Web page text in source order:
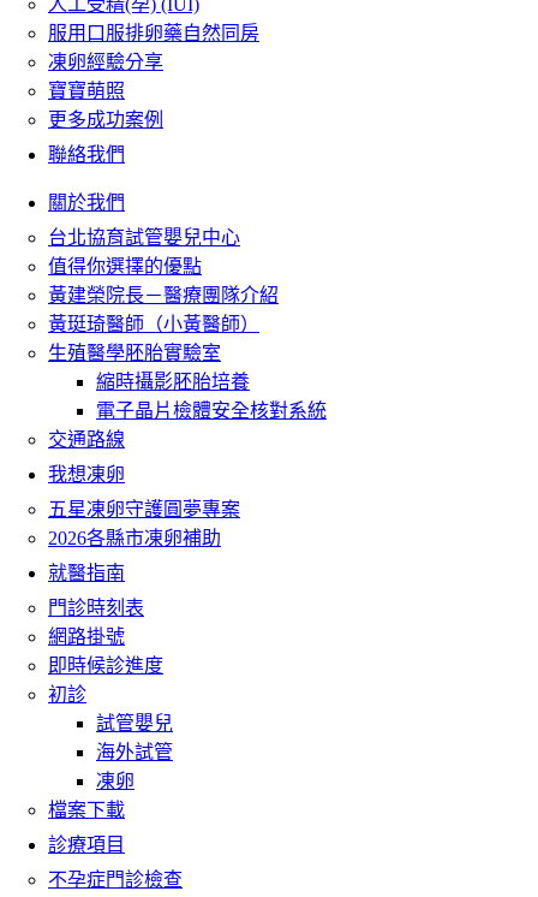
人工受精(孕) (IUI)
服用口服排卵藥自然同房
凍卵經驗分享
寶寶萌照
更多成功案例
聯絡我們
關於我們
台北協育試管嬰兒中心
值得你選擇的優點
黃建榮院長－醫療團隊介紹
黃珽琦醫師（小黃醫師）
生殖醫學胚胎實驗室
縮時攝影胚胎培養
電子晶片檢體安全核對系統
交通路線
我想凍卵
五星凍卵守護圓夢專案
2026各縣市凍卵補助
就醫指南
門診時刻表
網路掛號
即時候診進度
初診
試管嬰兒
海外試管
凍卵
檔案下載
診療項目
不孕症門診檢查